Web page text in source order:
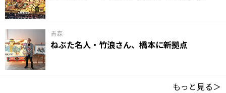
青森
ねぶた名人・竹浪さん、橋本に新拠点
もっと見る＞